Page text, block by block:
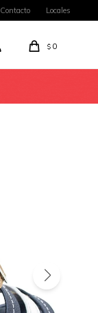
$ 0
Contacto Locales